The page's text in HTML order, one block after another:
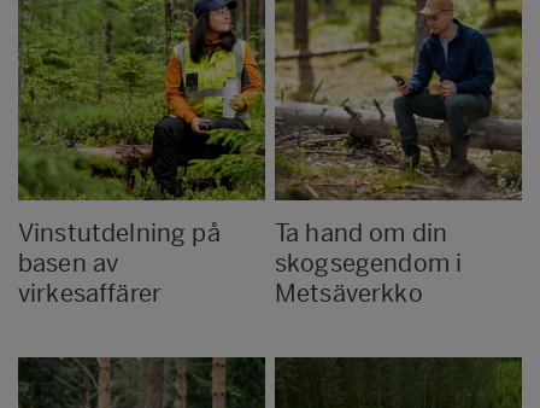
Vinstutdelning på
basen av
virkesaffärer
Ta hand om din
skogsegendom i
Metsäverkko